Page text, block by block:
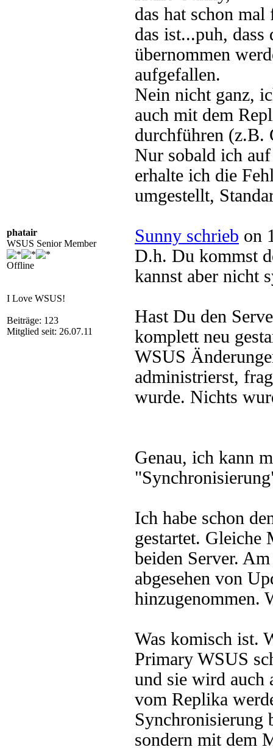
phatair
WSUS Senior Member
Offline
I Love WSUS!
Beiträge: 123
Mitglied seit: 26.07.11
das hat schon
das ist...puh,
übernommen
aufgefallen.
Nein nicht ganz,
auch mit dem
durchführen (z.B.
Nur sobald ich
erhalte ich die
umgestellt,
Sunny schrieb on
D.h. Du kommst
kannst aber nicht
Hast Du den
komplett neu
WSUS
administrierst,
wurde. Nichts
Genau, ich kann
Ich habe schon
gestartet. Gleiche
beiden Server.
abgesehen von
hinzugenommen.
Was komisch ist.
Primary WSUS
und sie wird auch
vom Replika
Synchronisierung
sondern mit dem